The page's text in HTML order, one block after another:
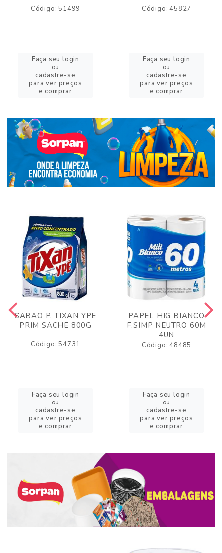
Código: 51499
Faça seu login
ou
cadastre-se
para ver preços
e comprar
Código: 45827
Faça seu login
ou
cadastre-se
para ver preços
e comprar
SABAO P. TIXAN YPE
PRIM SACHE 800G
Código: 54731
Faça seu login
ou
cadastre-se
para ver preços
e comprar
PAPEL HIG BIANCO
F.SIMP NEUTRO 60M
4UN
Código: 48485
Faça seu login
ou
cadastre-se
para ver preços
e comprar